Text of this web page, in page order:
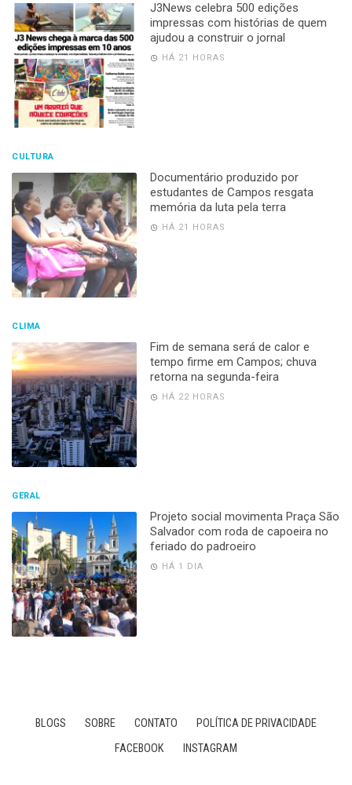
J3News celebra 500 edições
impressas com histórias de quem
ajudou a construir o jornal
HÁ 21 HORAS
CULTURA
Documentário produzido por
estudantes de Campos resgata
memória da luta pela terra
HÁ 21 HORAS
CLIMA
Fim de semana será de calor e
tempo firme em Campos; chuva
retorna na segunda-feira
HÁ 22 HORAS
GERAL
Projeto social movimenta Praça São
Salvador com roda de capoeira no
feriado do padroeiro
HÁ 1 DIA
BLOGS SOBRE CONTATO
POLÍTICA DE PRIVACIDADE
FACEBOOK
INSTAGRAM